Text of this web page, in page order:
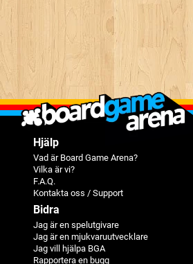
Hjälp
Vad är Board Game Arena?
Vilka är vi?
F.A.Q.
Kontakta oss / Support
Bidra
Jag är en spelutgivare
Jag är en mjukvaruutvecklare
Jag vill hjälpa BGA
Rapportera en bugg